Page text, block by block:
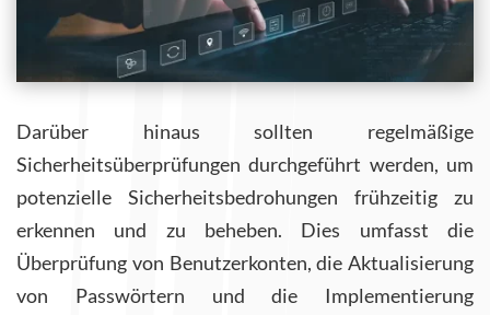
Darüber hinaus sollten regelmäßige
Sicherheitsüberprüfungen durchgeführt werden, um
potenzielle Sicherheitsbedrohungen frühzeitig zu
erkennen und zu beheben. Dies umfasst die
Überprüfung von Benutzerkonten, die Aktualisierung
von Passwörtern und die Implementierung